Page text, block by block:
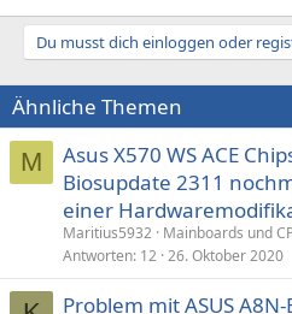
Du musst dich einloggen oder
Ähnliche Themen
M
Asus X570 WS ACE
Biosupdate 2311
einer
Maritius5932 Mainboards und
Antworten 12 26. Oktober 2020
Problem mit ASUS A8N-